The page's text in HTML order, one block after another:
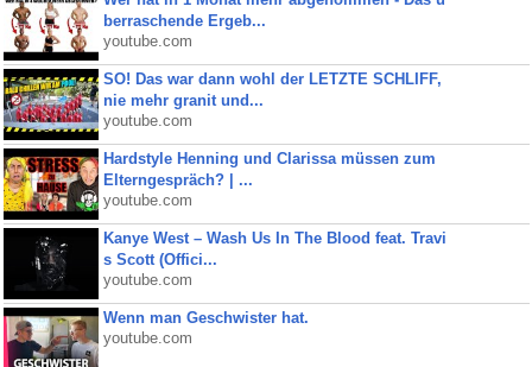
berraschende Ergeb...
youtube.com
SO! Das war dann wohl der LETZTE SCHLIFF,
nie mehr granit und...
youtube.com
Hardstyle Henning und Clarissa müssen zum
Elterngespräch? | ...
youtube.com
Kanye West – Wash Us In The Blood feat. Travi
s Scott (Offici...
youtube.com
Wenn man Geschwister hat.
youtube.com